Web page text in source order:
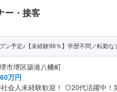
ー・接客
ン予定♪【未経験98％】学歴不問／転勤
市堺区築港八幡町
万円
会人未経験歓迎！ ◎20代活躍中！